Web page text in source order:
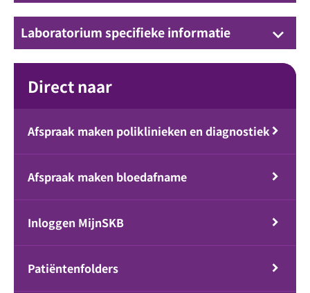
Laboratorium specifieke informatie keyboard_arrow_down
Direct naar
Afspraak maken poliklinieken en diagnostiek
Afspraak maken bloedafname
Inloggen MijnSKB
Patiëntenfolders